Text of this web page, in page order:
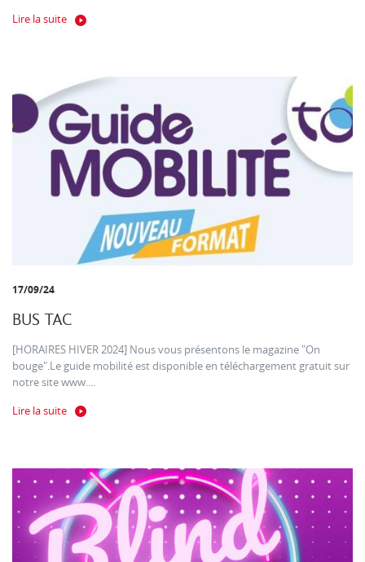
Lire la suite
17/09/24
BUS TAC
[HORAIRES HIVER 2024] Nous vous présentons le magazine "On
bouge".Le guide mobilité est disponible en téléchargement gratuit sur
notre site www....
Lire la suite